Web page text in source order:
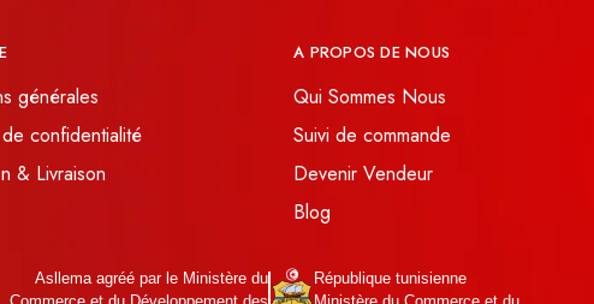
générales
confidentialité
& Livraison
A PROPOS DE NOUS
Qui Sommes Nous
Suivi de commande
Devenir Vendeur
Blog
Asllema agréé par le Ministère du
République tunisienne